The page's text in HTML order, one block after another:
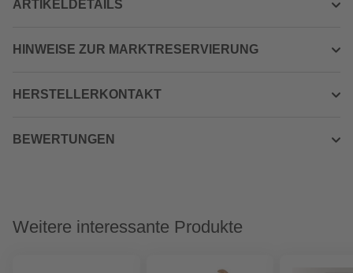
ARTIKELDETAILS
HINWEISE ZUR MARKTRESERVIERUNG
HERSTELLERKONTAKT
BEWERTUNGEN
Weitere interessante Produkte